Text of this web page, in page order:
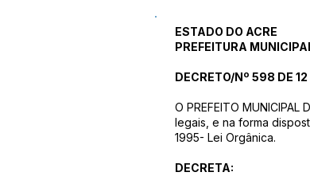
ESTADO DO ACRE
PREFEITURA
DECRETO/Nº 598 DE
O PREFEITO
legais, e na forma
1995- Lei Orgânica.
DECRETA: